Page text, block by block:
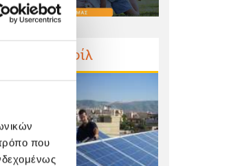
που
Προφίλ